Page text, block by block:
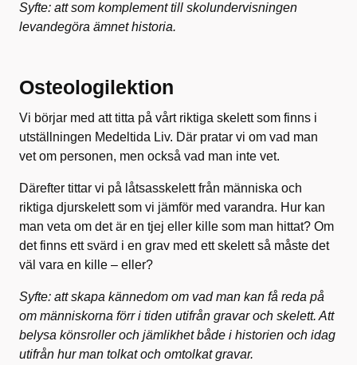
Syfte: att som komplement till skolundervisningen
levandegöra ämnet historia.
Osteologilektion
Vi börjar med att titta på vårt riktiga skelett som finns i
utställningen Medeltida Liv. Där pratar vi om vad man
vet om personen, men också vad man inte vet.
Därefter tittar vi på låtsasskelett från människa och
riktiga djurskelett som vi jämför med varandra. Hur kan
man veta om det är en tjej eller kille som man hittat? Om
det finns ett svärd i en grav med ett skelett så måste det
väl vara en kille – eller?
Syfte: att skapa kännedom om vad man kan få reda på
om människorna förr i tiden utifrån gravar och skelett. Att
belysa könsroller och jämlikhet både i historien och idag
utifrån hur man tolkat och omtolkat gravar.